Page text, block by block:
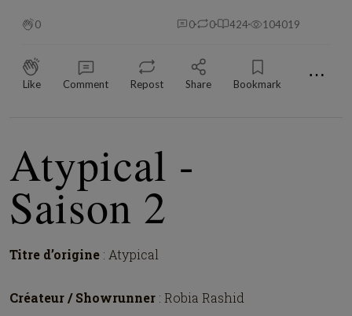
0 0 0 424 104019
Like Comment Repost Share Bookmark ⋯
Atypical -
Saison 2
Titre d’origine : Atypical
Créateur / Showrunner : Robia Rashid